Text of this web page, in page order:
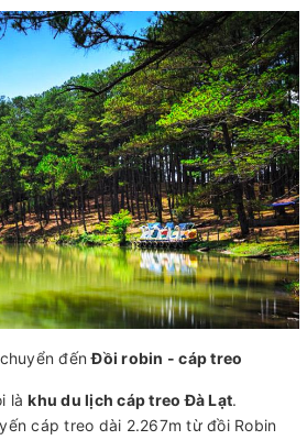
đếnĐồi robin - cáp treo
làkhu du lịch cáp treo Đà Lạt.
cáp treo dài 2.267m từ đồi Robin